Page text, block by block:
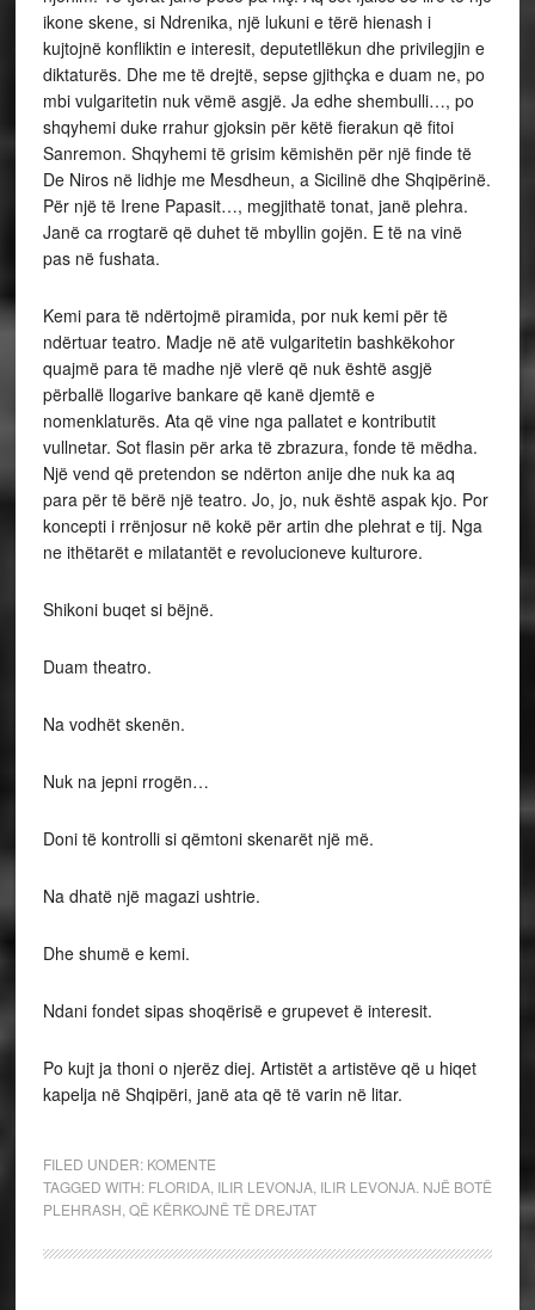
ikone skene, si Ndrenika, një lukuni e tërë hienash i
kujtojnë konfliktin e interesit, deputetllëkun dhe privilegjin e
diktaturës. Dhe me të drejtë, sepse gjithçka e duam ne, po
mbi vulgaritetin nuk vëmë asgjë. Ja edhe shembulli…, po
shqyhemi duke rrahur gjoksin për këtë fierakun që fitoi
Sanremon. Shqyhemi të grisim këmishën për një finde të
De Niros në lidhje me Mesdheun, a Sicilinë dhe Shqipërinë.
Për një të Irene Papasit…, megjithatë tonat, janë plehra.
Janë ca rrogtarë që duhet të mbyllin gojën. E të na vinë
pas në fushata.
Kemi para të ndërtojmë piramida, por nuk kemi për të
ndërtuar teatro. Madje në atë vulgaritetin bashkëkohor
quajmë para të madhe një vlerë që nuk është asgjë
përballë llogarive bankare që kanë djemtë e
nomenklaturës. Ata që vine nga pallatet e kontributit
vullnetar. Sot flasin për arka të zbrazura, fonde të mëdha.
Një vend që pretendon se ndërton anije dhe nuk ka aq
para për të bërë një teatro. Jo, jo, nuk është aspak kjo. Por
koncepti i rrënjosur në kokë për artin dhe plehrat e tij. Nga
ne ithëtarët e milatantët e revolucioneve kulturore.
Shikoni buqet si bëjnë.
Duam theatro.
Na vodhët skenën.
Nuk na jepni rrogën…
Doni të kontrolli si qëmtoni skenarët një më.
Na dhatë një magazi ushtrie.
Dhe shumë e kemi.
Ndani fondet sipas shoqërisë e grupevet ë interesit.
Po kujt ja thoni o njerëz diej. Artistët a artistëve që u hiqet
kapelja në Shqipëri, janë ata që të varin në litar.
FILED UNDER: KOMENTE
TAGGED WITH: FLORIDA, ILIR LEVONJA, ILIR LEVONJA. NJË BOTË
PLEHRASH QË KËRKOJNË TË DREJTAT